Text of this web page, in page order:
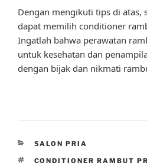
Dengan mengikuti tips di atas,
dapat memilih conditioner
Ingatlah bahwa perawatan
untuk kesehatan dan
dengan bijak dan nikmati
CATEGORIES
SALON PRIA
TAGS
CONDITIONER RAMBUT